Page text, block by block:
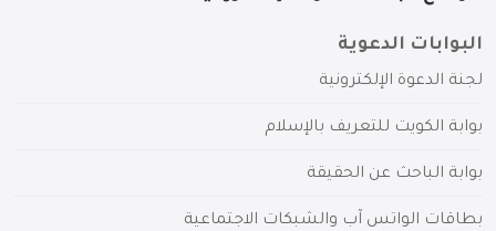
البوابات الدعوية
لجنة الدعوة الإلكترونية
بوابة الكويت للتعريف بالإسلام
بوابة الباحث عن الحقيقة
بطاقات الواتس آب والشبكات الاجتماعية